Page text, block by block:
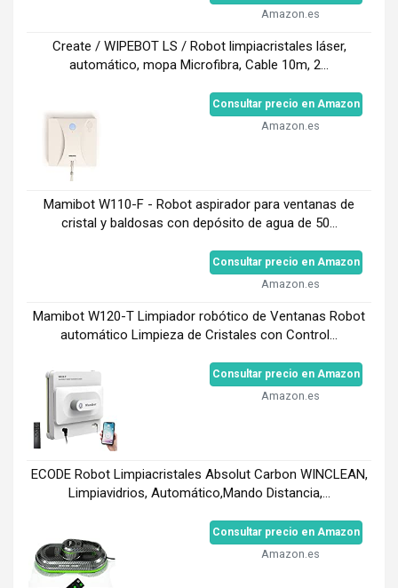
Amazon.es
Create / WIPEBOT LS / Robot limpiacristales láser,
automático, mopa Microfibra, Cable 10m, 2...
Consultar precio en Amazon
Amazon.es
Mamibot W110-F - Robot aspirador para ventanas de
cristal y baldosas con depósito de agua de 50...
Consultar precio en Amazon
Amazon.es
Mamibot W120-T Limpiador robótico de Ventanas Robot
automático Limpieza de Cristales con Control...
Consultar precio en Amazon
Amazon.es
ECODE Robot Limpiacristales Absolut Carbon WINCLEAN,
Limpiavidrios, Automático,Mando Distancia,...
Consultar precio en Amazon
Amazon.es